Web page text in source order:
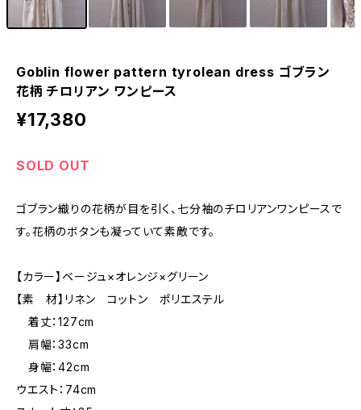
Goblin flower pattern tyrolean dress ゴブラン
花柄 チロリアン ワンピース
¥17,380
SOLD OUT
ゴブラン織りの花柄が目を引く、七分袖のチロリアンワンピースで
す。花柄のボタンも凝っていて素敵です。
【カラー】ベージュ×オレンジ×グリーン
【素 材】リネン コットン ポリエステル
着丈：127cm
肩幅：33cm
身幅：42cm
ウエスト：74cm